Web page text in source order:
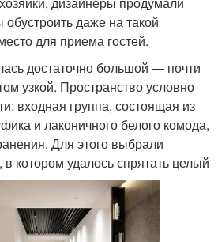
обустроить даже на такой
для приема гостей.
достаточно большой — почти
узкой. Пространство условно
входная группа, состоящая из
и лаконичного белого комода,
Для этого выбрали
котором удалось спрятать целый